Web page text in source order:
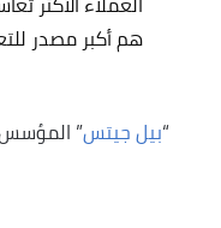
هم أكبر مصدر
“بيل جيتس” المؤسس